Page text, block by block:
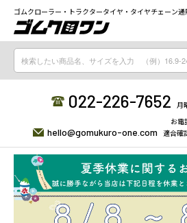
ゴムクローラー・トラクタータイヤ・タイヤチェーン通
022-226-7652 月
hello@gomukuro-one.com
お電
適合確